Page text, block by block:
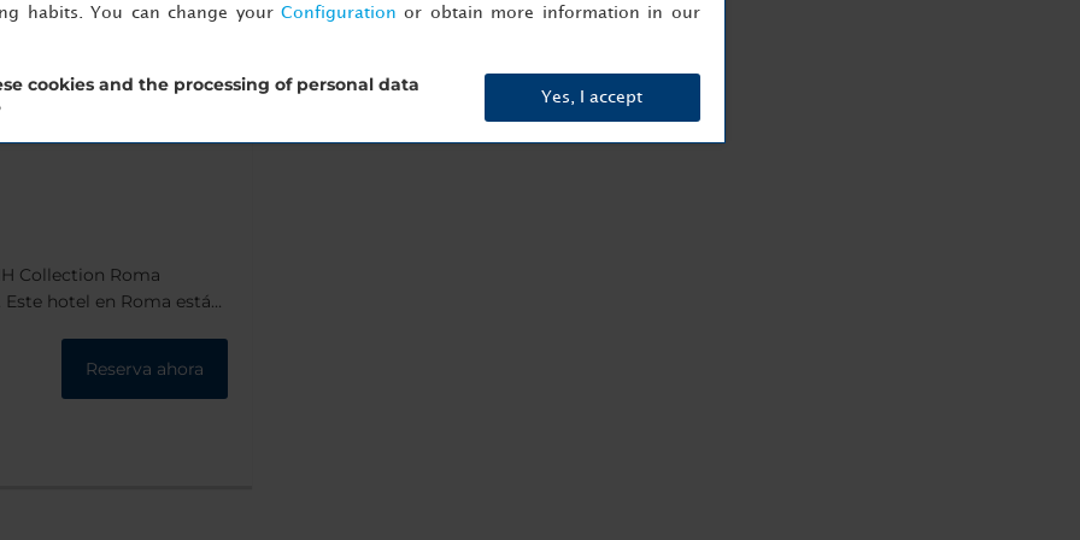
Collection Roma
hotel en Roma está
El edificio fue un
realizadas en 2009.
Reserva ahora
habits. You can change your Configuration or obtain more information in our
cookies and the processing of personal data
Yes, I accept